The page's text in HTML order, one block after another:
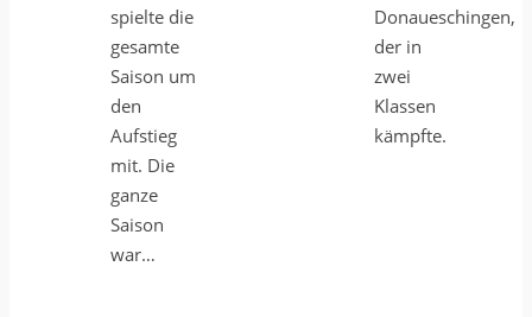
spielte die
gesamte
Saison um
den
Aufstieg
mit. Die
ganze
Saison
war…
Donaueschingen,
der in
zwei
Klassen
kämpfte.